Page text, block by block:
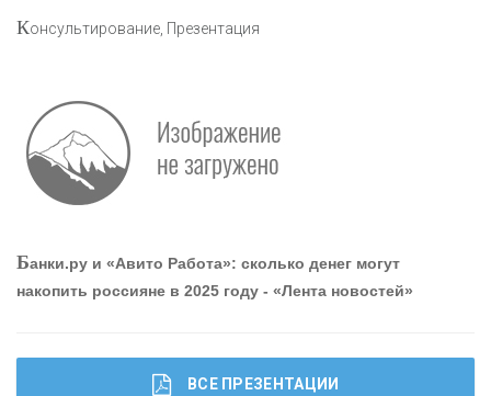
привлечь и удержать персонал - «Интервью»
Консультирование, Презентация
Банки.ру и «Авито Работа»: сколько денег могут
накопить россияне в 2025 году - «Лента новостей»
ВСЕ ПРЕЗЕНТАЦИИ